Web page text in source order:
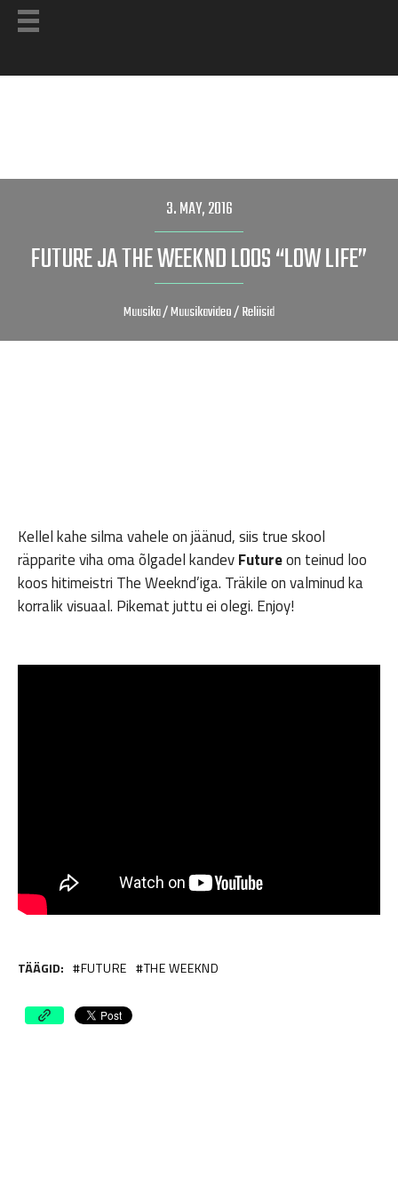
3. MAY, 2016
FUTURE JA THE WEEKND LOOS “LOW LIFE”
Muusika/Muusikavideo/Reliisid
Kellel kahe silma vahele on jäänud, siis true skool
räpparite viha oma õlgadel kandevFutureon teinud loo
koos hitimeistri The Weeknd’iga. Träkile on valminud ka
korralik visuaal. Pikemat juttu ei olegi. Enjoy!
TÄÄGID: FUTURE THE WEEKND